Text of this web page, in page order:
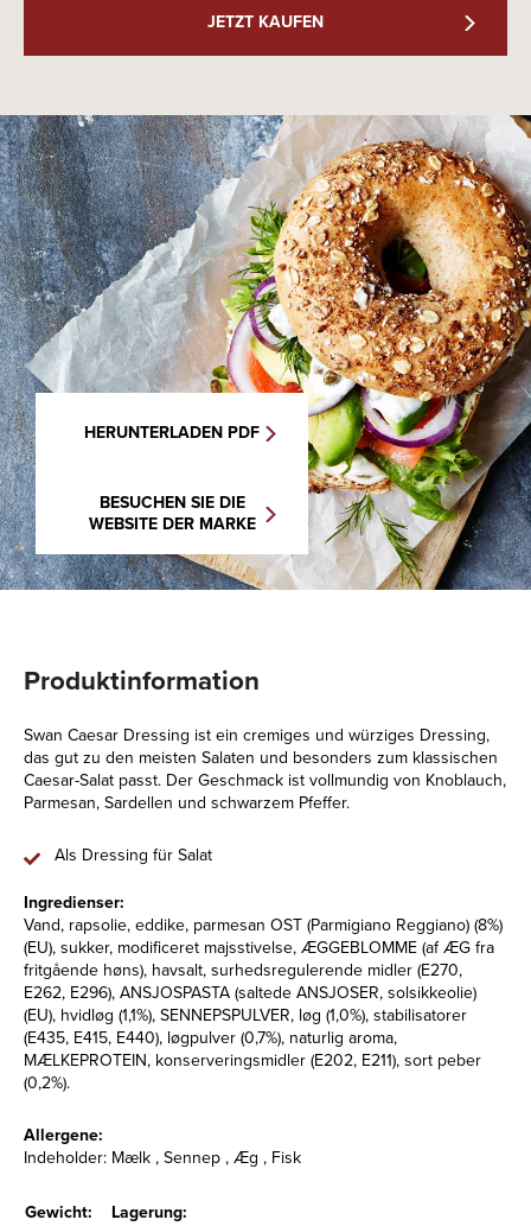
JETZT KAUFEN
HERUNTERLADEN PDF
BESUCHEN SIE DIE
WEBSITE DER MARKE
Produktinformation
Swan Caesar Dressing ist ein cremiges und würziges Dressing,
das gut zu den meisten Salaten und besonders zum klassischen
Caesar-Salat passt. Der Geschmack ist vollmundig von Knoblauch,
Parmesan, Sardellen und schwarzem Pfeffer.
Als Dressing für Salat
Ingredienser:
Vand, rapsolie, eddike, parmesan OST (Parmigiano Reggiano) (8%)
(EU), sukker, modificeret majsstivelse, ÆGGEBLOMME (af ÆG fra
fritgående høns), havsalt, surhedsregulerende midler (E270,
E262, E296), ANSJOSPASTA (saltede ANSJOSER, solsikkeolie)
(EU), hvidløg (1,1%), SENNEPSPULVER, løg (1,0%), stabilisatorer
(E435, E415, E440), løgpulver (0,7%), naturlig aroma,
MÆLKEPROTEIN, konserveringsmidler (E202, E211), sort peber
(0,2%).
Allergene:
Indeholder: Mælk , Sennep , Æg , Fisk
Gewicht:
Lagerung: